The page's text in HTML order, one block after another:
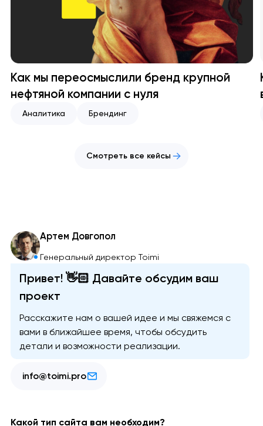
Как мы переосмыслили бренд крупной
нефтяной компании с нуля
Аналитика Брендинг
Смотреть все кейсы
Артем Довгопол
Генеральный директор Toimi
Привет! 👋🏻 Давайте обсудим ваш
проект
Расскажите нам о вашей идее и мы свяжемся с
вами в ближайшее время, чтобы обсудить
детали и возможности реализации.
info@toimi.pro
Какой тип сайта вам необходим?